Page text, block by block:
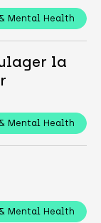
Mental Health
la
Mental Health
Mental Health